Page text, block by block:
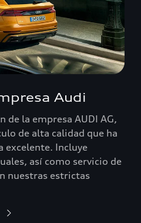
Audi
de la empresa AUDI AG,
de alta calidad que ha
excelente. Incluye
así como servicio de
nuestras estrictas